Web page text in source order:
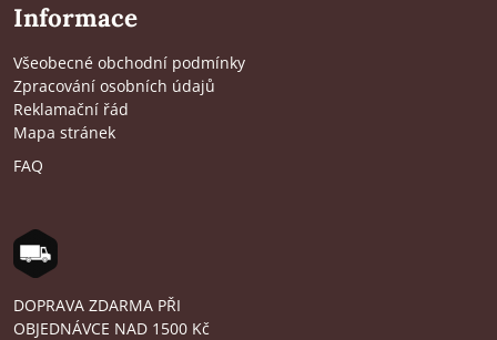
Informace
Všeobecné obchodní podmínky
Zpracování osobních údajů
Reklamační řád
Mapa stránek
FAQ
DOPRAVA ZDARMA PŘI
OBJEDNÁVCE NAD 1500 Kč